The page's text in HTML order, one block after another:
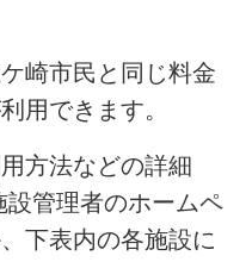
崎市民と同じ料金
用できます。
方法などの詳細
管理者のホームペ
下表内の各施設に